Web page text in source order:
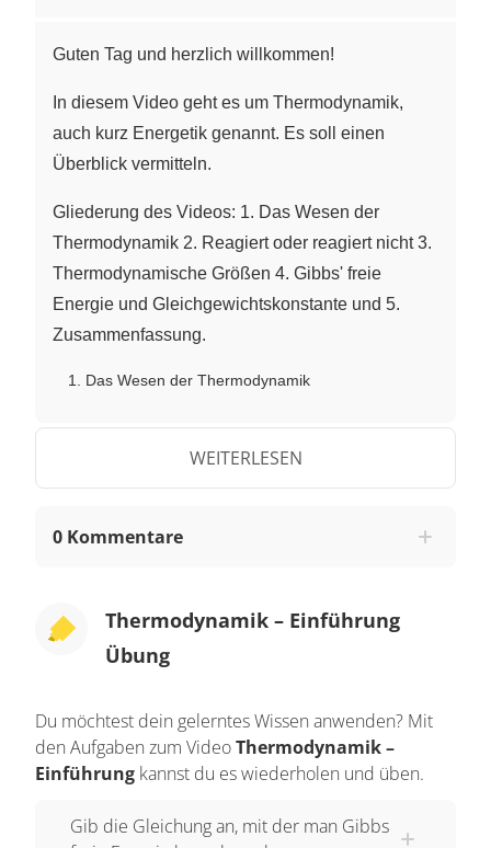
Guten Tag und herzlich willkommen!
In diesem Video geht es um Thermodynamik,
auch kurz Energetik genannt. Es soll einen
Überblick vermitteln.
Gliederung des Videos: 1. Das Wesen der
Thermodynamik 2. Reagiert oder reagiert nicht 3.
Thermodynamische Größen 4. Gibbs' freie
Energie und Gleichgewichtskonstante und 5.
Zusammenfassung.
Das Wesen der Thermodynamik
Betrachten wir die chemische Reaktion von
Kohlendioxid und Wasser zu Methan und
Sauerstoff. Diese Reaktion läuft nicht ab. Die
aus experimenteller Erfahrung.
Die erste Reaktion kann man mit folgender
einem Niveau relativ unten befindet, soll auf ein
Niveau relativ oben gelangen, und das gegen die
Erdanziehungskraft. Es ist offensichtlich, dass es
dort zu Problemen kommt. Die Kugel wird ihre
WEITERLESEN
0 Kommentare
Thermodynamik – Einführung
Übung
Du möchtest dein gelerntes Wissen anwenden? Mit
den Aufgaben zum VideoThermodynamik –
Einführung kannst du es wiederholen und üben.
Gib die Gleichung an, mit der man Gibbs